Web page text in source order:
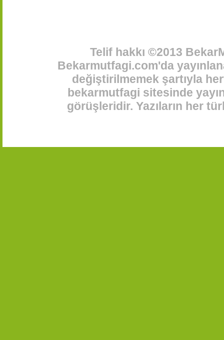
Telif hakkı ©2013
Bekarmutfagi.com'da
değiştirilmemek şartıyla
bekarmutfagi sitesinde
görüşleridir. Yazıların her